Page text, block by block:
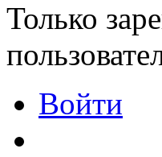
Только
Войти